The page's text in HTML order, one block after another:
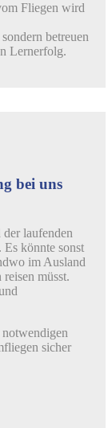
Fliegen wird
betreuen
Lernerfolg.
bei uns
laufenden
Es könnte sonst
im Ausland
müsst.
sicher